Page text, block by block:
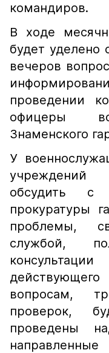
командиров.
В ходе
будет уделено
вечеров
проведении
офицеры
Знаменского
У
учреждений
обсудить с
прокуратуры
проблемы,
службой,
действующего
вопросам,
проверок,
проведены